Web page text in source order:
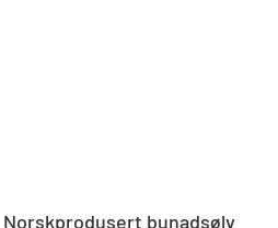
Norskprodusert bunadsølv